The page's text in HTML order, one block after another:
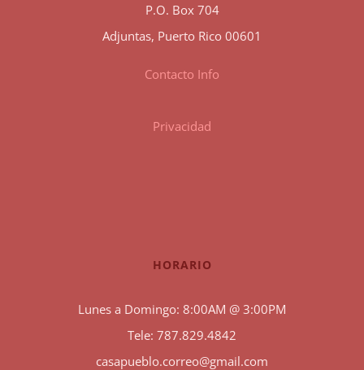
P.O. Box 704
Adjuntas, Puerto Rico 00601
Contacto Info
Privacidad
HORARIO
Lunes a Domingo: 8:00AM @ 3:00PM
Tele: 787.829.4842
casapueblo.correo@gmail.com